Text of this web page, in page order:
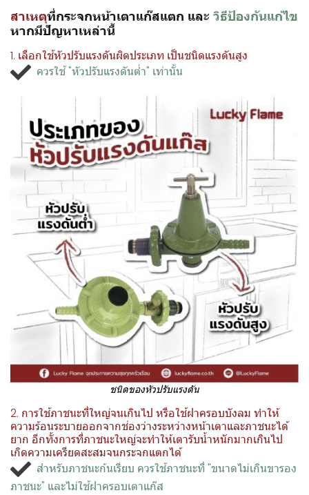
สาเหตุที่กระจกหน้าเตาแก๊สแตก และ วิธีป้องกันแก้ไข
หากมีปัญหาเหล่านี้
1. เลือกใช้หัวปรับแรงดันผิดประเภท เป็นชนิดแรงดันสูง
ควรใช้ "หัวปรับแรงดันต่ำ" เท่านั้น
ชนิดของหัวปรับแรงดัน
2. การใช้ภาชนะที่ใหญ่จนเกินไป หรือใช้ฝาครอบบังลม ทำให้
ความร้อนระบายออกจากช่องว่างระหว่างหน้าเตาและภาชนะได้
ยาก อีกทั้งการที่ภาชนะใหญ่จะทำให้เตารับน้ำหนักมากเกินไป
เกิดความเครียดสะสมจนกระจกแตกได้
สำหรับภาชนะก้นเรียบ ควรใช้ภาชนะที่ "ขนาดไม่เกินขารอง
ภาชนะ" และไม่ใช้ฝาครอบเตาแก๊ส